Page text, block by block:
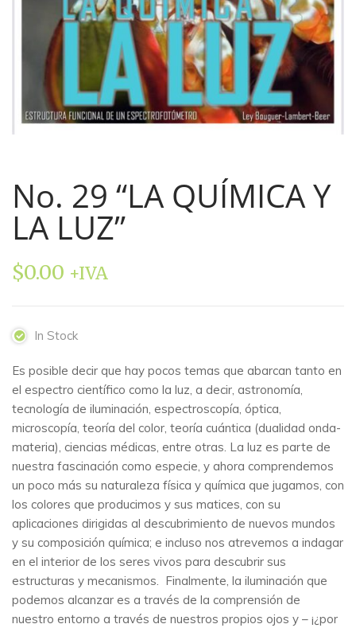
No. 29 “LA QUÍMICA Y
LA LUZ”
$0.00 +IVA
In Stock
Es posible decir que hay pocos temas que abarcan tanto en
el espectro científico como la luz, a decir, astronomía,
tecnología de iluminación, espectroscopía, óptica,
microscopía, teoría del color, teoría cuántica (dualidad onda-
materia), ciencias médicas, entre otras. La luz es parte de
nuestra fascinación como especie, y ahora comprendemos
un poco más su naturaleza física y química que jugamos, con
los colores que producimos y sus matices, con su
aplicaciones dirigidas al descubrimiento de nuevos mundos
y su composición química; e incluso nos atrevemos a indagar
en el interior de los seres vivos para descubrir sus
estructuras y mecanismos. Finalmente, la iluminación que
podemos alcanzar es a través de la comprensión de
nuestro entorno a través de nuestros propios ojos y – ¡¿por